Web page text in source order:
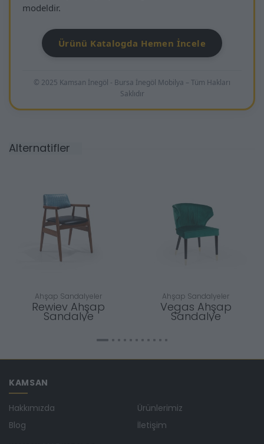
modeldir.
Ürünü Katalogda Hemen İncele
© 2025 Kamsan İnegöl - Bursa İnegöl Mobilya – Tüm Hakları
Saklıdır
Alternatifler
Ahşap Sandalyeler
Rewiev Ahşap
Sandalye
Ahşap Sandalyeler
Vegas Ahşap
Sandalye
KAMSAN
Hakkımızda Ürünlerimiz
Blog İletişim